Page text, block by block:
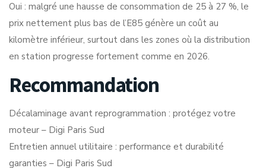
Oui : malgré une hausse de consommation de 25 à 27 %, le
prix nettement plus bas de l’E85 génère un coût au
kilomètre inférieur, surtout dans les zones où la distribution
en station progresse fortement comme en 2026.
Recommandation
Décalaminage avant reprogrammation : protégez votre
moteur – Digi Paris Sud
Entretien annuel utilitaire : performance et durabilité
garanties – Digi Paris Sud